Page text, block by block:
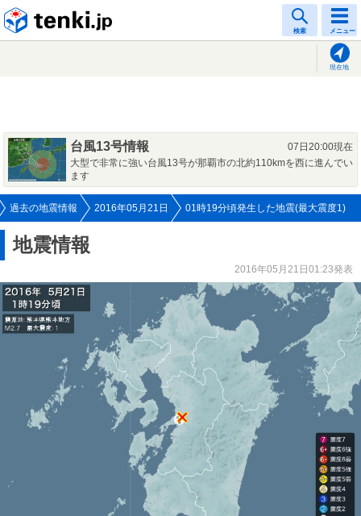
検索 メニュー
現在地
台風13号情報
07日20:00現在
大型で非常に強い台風13号が那覇市の北約110kmを西に進んでい
ます
過去の地震情報 2016年05月21日 01時19分頃発生した地震(最大震度1)
地震情報
2016年05月21日01:23発表